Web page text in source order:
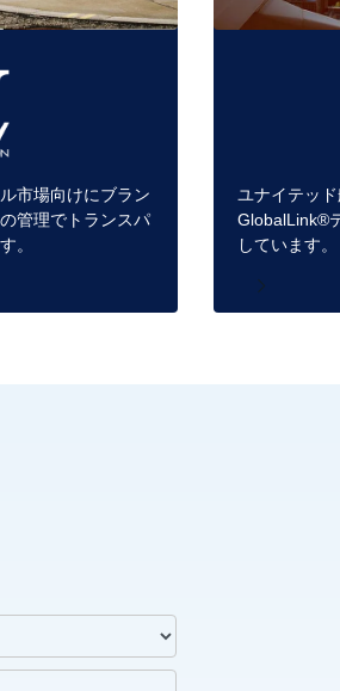
市場向けにブラン
管理でトランスパ
。
ユナイテッ
GlobalLink®
しています。